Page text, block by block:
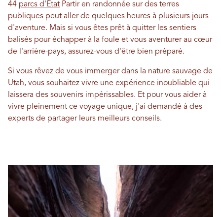
44 parcs d'État Partir en randonnée sur des terres
publiques peut aller de quelques heures à plusieurs jours
d'aventure. Mais si vous êtes prêt à quitter les sentiers
balisés pour échapper à la foule et vous aventurer au cœur
de l'arrière-pays, assurez-vous d'être bien préparé.
Si vous rêvez de vous immerger dans la nature sauvage de
Utah, vous souhaitez vivre une expérience inoubliable qui
laissera des souvenirs impérissables. Et pour vous aider à
vivre pleinement ce voyage unique, j'ai demandé à des
experts de partager leurs meilleurs conseils.